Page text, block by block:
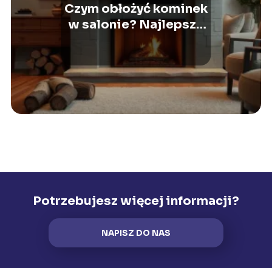
Czym obłożyć kominek
w salonie? Najlepsze
materiały i pomysły
Potrzebujesz więcej informacji?
NAPISZ DO NAS